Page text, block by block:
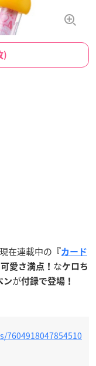
)
在連載中の 『カード
可愛さ満点！ なケロち
ンが付録で登場！